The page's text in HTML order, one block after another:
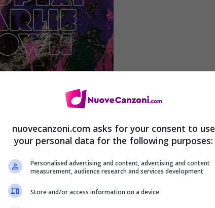
nuovo singolo intitolato “Charlie Brown”.
ultima fatica discografica intitolata “Mylo
nuovecanzoni.com asks for your consent to use
your personal data for the following purposes:
Personalised advertising and content, advertising and content
measurement, audience research and services development
Store and/or access information on a device